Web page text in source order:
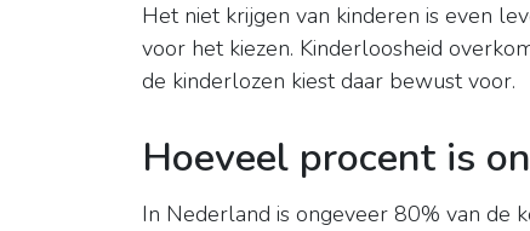
Het niet krijgen van kinderen is even
voor het kiezen. Kinderloosheid
de kinderlozen kiest daar bewust voor.
Hoeveel procent is
In Nederland is ongeveer 80% van de